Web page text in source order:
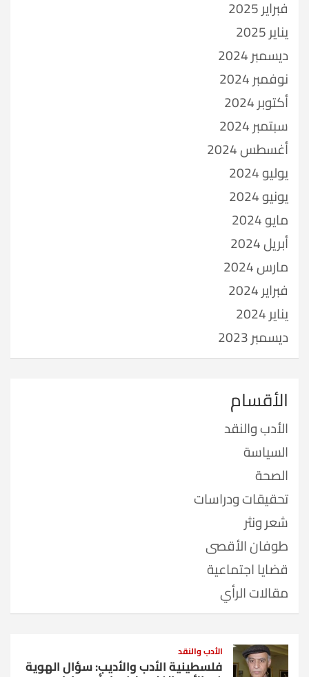
فبراير 2025
يناير 2025
ديسمبر 2024
نوفمبر 2024
أكتوبر 2024
سبتمبر 2024
أغسطس 2024
يوليو 2024
يونيو 2024
مايو 2024
أبريل 2024
مارس 2024
فبراير 2024
يناير 2024
ديسمبر 2023
الأقسام
الأدب والنقد
السياسة
الصحة
تحقيقات ودراسات
شعر ونثر
طوفان الأقصى
قضايا اجتماعية
مقالات الرأي
الأدب والنقد
فلسطينية الأدب والأديب: سؤال الهوية